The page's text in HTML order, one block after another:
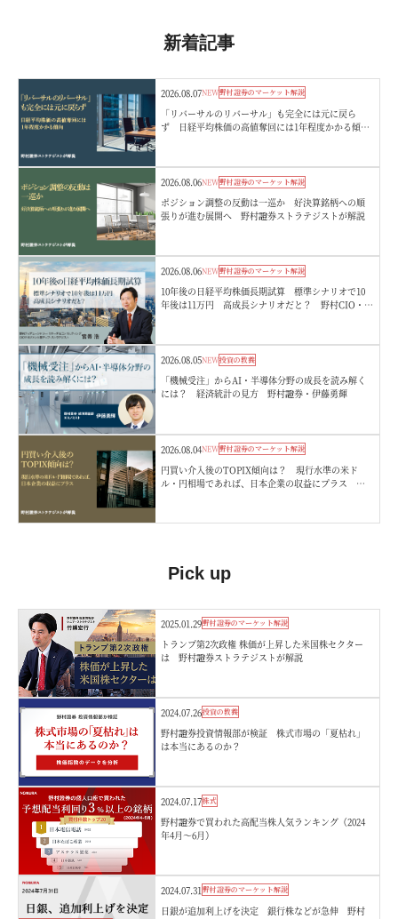
新着記事
2026.08.07NEW野村證券のマーケット解説
「リバーサルのリバーサル」も完全には元に戻ら
ず 日経平均株価の高値奪回には1年程度かかる傾
2026.08.06NEW野村證券のマーケット解説
ポジション調整の反動は一巡か 好決算銘柄への順
張りが進む展開へ 野村證券ストラテジストが解説
2026.08.06NEW野村證券のマーケット解説
10年後の日経平均株価長期試算 標準シナリオで10
年後は11万円 高成長シナリオだと？ 野村CIO・宮
2026.08.05NEW投資の教養
「機械受注」からAI・半導体分野の成長を読み解く
には？ 経済統計の見方 野村證券・伊藤勇輝
2026.08.04NEW野村證券のマーケット解説
円買い介入後のTOPIX傾向は？ 現行水準の米ド
ル・円相場であれば、日本企業の収益にプラス 野
Pick up
2025.01.29野村證券のマーケット解説
トランプ第2次政権 株価が上昇した米国株セクター
は 野村證券ストラテジストが解説
2024.07.26投資の教養
野村證券投資情報部が検証 株式市場の「夏枯れ」
は本当にあるのか？
2024.07.17株式
野村證券で買われた高配当株人気ランキング（2024
年4月～6月）
2024.07.31 野村證券のマーケット解説
日銀が追加利上げを決定 銀行株などが急伸 野村